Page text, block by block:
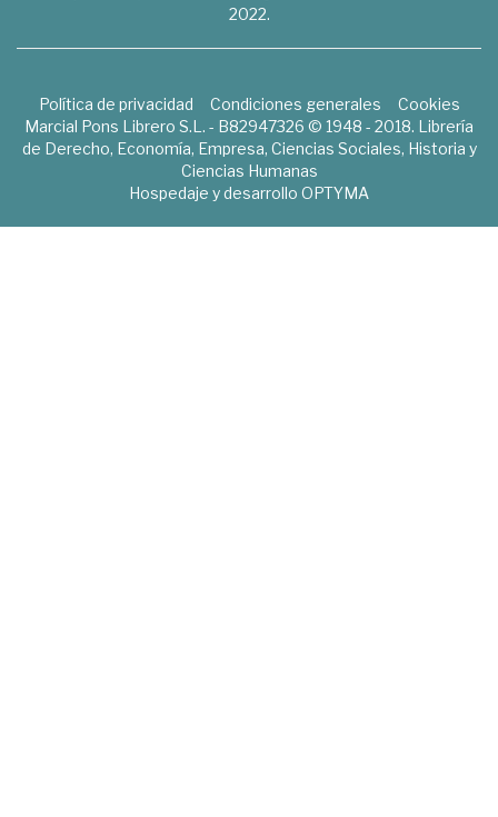
2022.
Política de privacidad Condiciones generales
Cookies
Marcial Pons Librero S.L. - B82947326 © 1948 - 2018. Librería
de Derecho, Economía, Empresa, Ciencias Sociales, Historia y
Ciencias Humanas
Hospedaje y desarrollo OPTYMA